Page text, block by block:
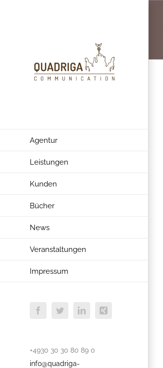
Agentur
Leistungen
Kunden
Bücher
News
Veranstaltungen
Impressum
FacebookTwitterLinkedInXing
+4930 30 30 80 89 0
info@quadriga-